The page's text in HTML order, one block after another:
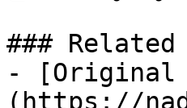
###
- [Original
(https://